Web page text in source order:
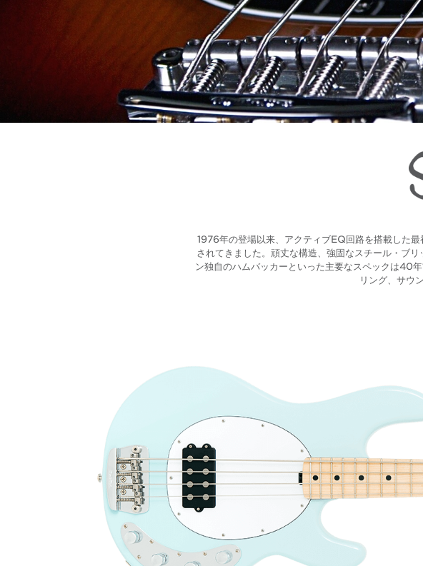
1976年の登場以来、アクティブEQ回路を搭載した
されてきました。頑丈な構造、強固なスチール・ブ
ン独自のハムバッカーといった主要なスペックは40
リング、サウ